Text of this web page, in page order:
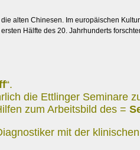
alten Chinesen. Im europäischen
Hälfte des 20. Jahrhunderts
“.
die Ettlinger Seminare
zum Arbeitsbild des =
mit der